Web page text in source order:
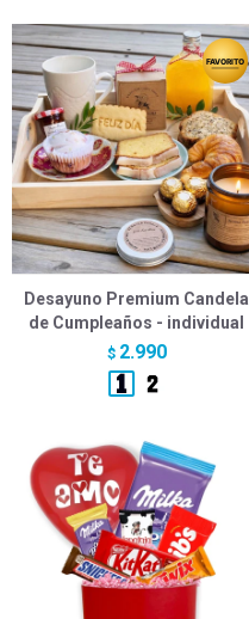
Desayuno Premium Candela
de Cumpleaños - individual
$ 2.990